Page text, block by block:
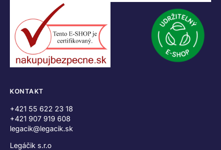
KONTAKT
+421 55 622 23 18
+421 907 919 608
legacik@legacik.sk
Legáčik s.r.o